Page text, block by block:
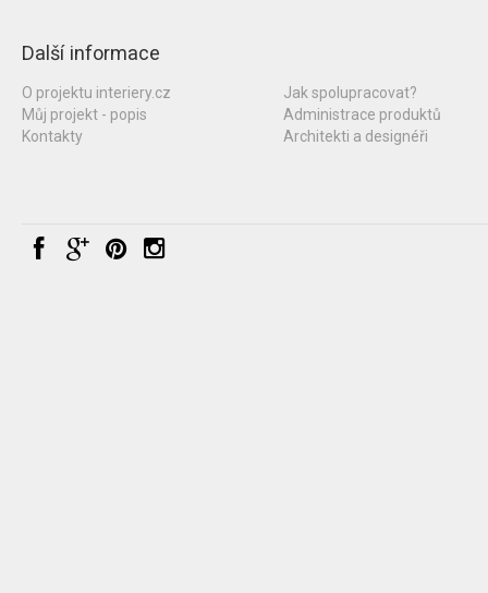
Další informace
O projektu interiery.cz
Můj projekt - popis
Kontakty
Jak spolupracovat?
Administrace produktů
Architekti a designéři